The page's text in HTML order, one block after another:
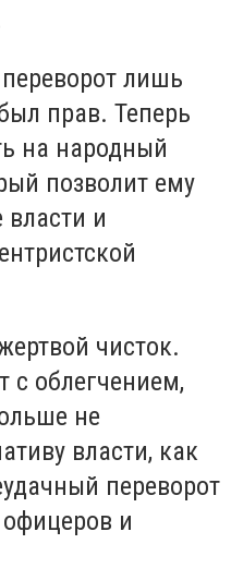
лишь
прав. Теперь
на народный
позволит ему
и
чисток.
с облегчением,
не
власти, как
переворот
и